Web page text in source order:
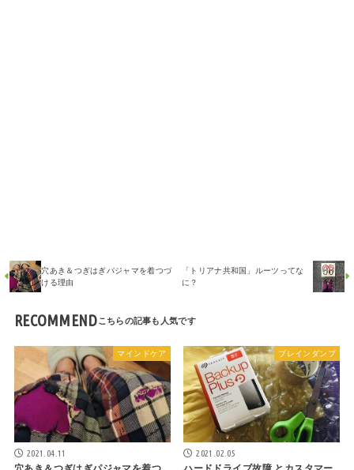
穴あき＆つぎはぎパジャマを着つづ
ける理由
「トリアナ共和国」ルーツってな
に？
RECOMMEND
マインドケア
2021.04.11
ブレインダンプ
2021.02.05